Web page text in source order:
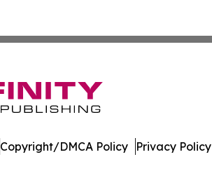
Copyright/DMCA Policy Privacy Policy